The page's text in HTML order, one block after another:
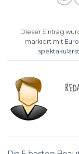
Dieser Eintrag
markiert mit